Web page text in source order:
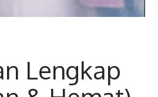
Lengkap